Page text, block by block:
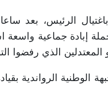
باغتيال الرئيس، بعد
الذي رفضوا
الوطنية الرواندية